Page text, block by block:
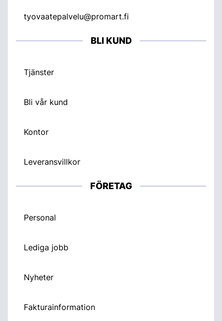
tyovaatepalvelu@promart.fi
BLI KUND
Tjänster
Bli vår kund
Kontor
Leveransvillkor
FÖRETAG
Personal
Lediga jobb
Nyheter
Fakturainformation